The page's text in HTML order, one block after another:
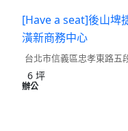
[Have a seat]後山埤
潢新商務中心
台北市信義區忠孝東路五
6 坪
辦公